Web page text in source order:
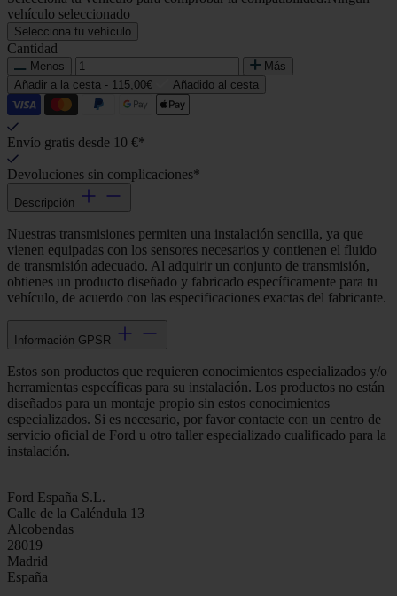
vehículo seleccionado
Selecciona tu vehículo
Cantidad
Menos
Más
Añadir a la cesta - 115,00€ Añadido al cesta
Envío gratis desde 10 €*
Devoluciones sin complicaciones*
Descripción
Nuestras transmisiones permiten una instalación sencilla, ya que
vienen equipadas con los sensores necesarios y contienen el fluido
de transmisión adecuado. Al adquirir un conjunto de transmisión,
obtienes un producto diseñado y fabricado específicamente para tu
vehículo, de acuerdo con las especificaciones exactas del fabricante.
Información GPSR
Estos son productos que requieren conocimientos especializados y/o
herramientas específicas para su instalación. Los productos no están
diseñados para un montaje propio sin estos conocimientos
especializados. Si es necesario, por favor contacte con un centro de
servicio oficial de Ford u otro taller especializado cualificado para la
instalación.
Ford España S.L.
Calle de la Caléndula 13
Alcobendas
28019
Madrid
España